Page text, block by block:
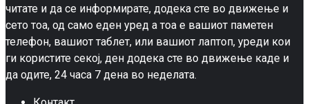
читате и да се информирате, додека сте во движење и
сето тоа, од само еден уред а тоа е вашиот паметен
телефон, вашиот таблет, или вашиот лаптоп, уреди кои
ги користите секој, ден додека сте во движење каде и
да одите, 24 часа 7 дена во неделата.